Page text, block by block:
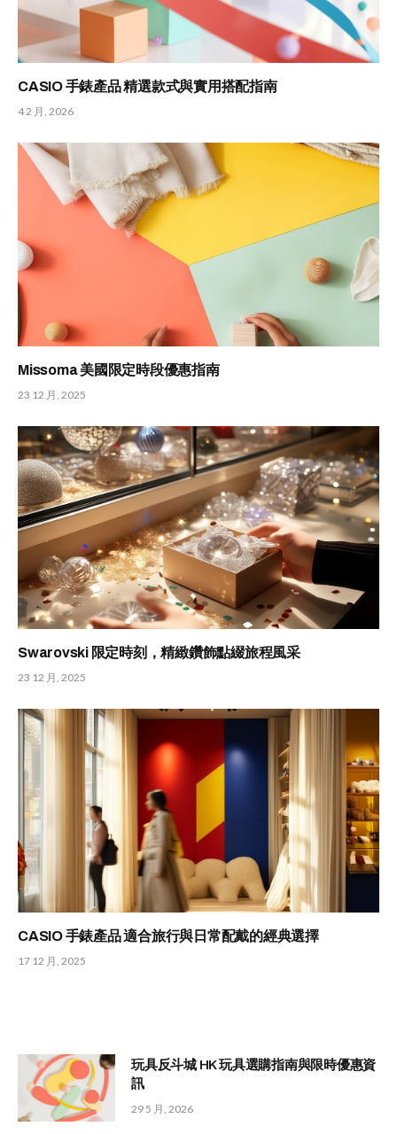
CASIO 手錶產品 精選款式與實用搭配指南
4 2 月, 2026
Missoma 美國限定時段優惠指南
23 12 月, 2025
Swarovski 限定時刻，精緻鑽飾點綴旅程風采
23 12 月, 2025
CASIO 手錶產品 適合旅行與日常配戴的經典選擇
17 12 月, 2025
玩具反斗城 HK 玩具選購指南與限時優惠資
訊
29 5 月, 2026